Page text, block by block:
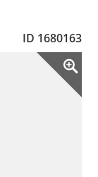
ID 1680163